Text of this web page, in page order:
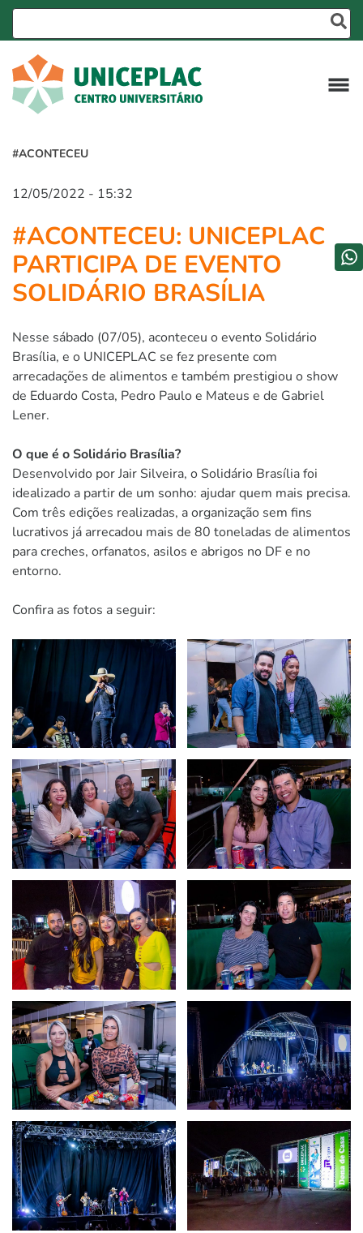
#ACONTECEU
12/05/2022 - 15:32
#ACONTECEU: UNICEPLAC
PARTICIPA DE EVENTO
SOLIDÁRIO BRASÍLIA
Nesse sábado (07/05), aconteceu o evento Solidário
Brasília, e o UNICEPLAC se fez presente com
arrecadações de alimentos e também prestigiou o show
de Eduardo Costa, Pedro Paulo e Mateus e de Gabriel
Lener.
O que é o Solidário Brasília?
Desenvolvido por Jair Silveira, o Solidário Brasília foi
idealizado a partir de um sonho: ajudar quem mais precisa.
Com três edições realizadas, a organização sem fins
lucrativos já arrecadou mais de 80 toneladas de alimentos
para creches, orfanatos, asilos e abrigos no DF e no
entorno.
Confira as fotos a seguir: